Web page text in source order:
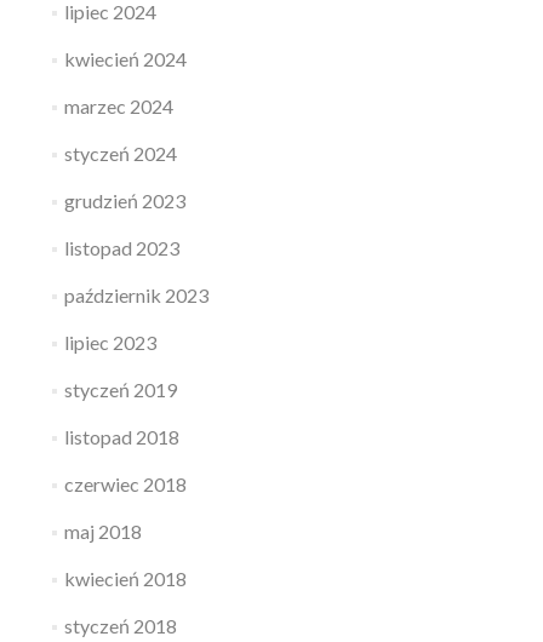
lipiec 2024
kwiecień 2024
marzec 2024
styczeń 2024
grudzień 2023
listopad 2023
październik 2023
lipiec 2023
styczeń 2019
listopad 2018
czerwiec 2018
maj 2018
kwiecień 2018
styczeń 2018